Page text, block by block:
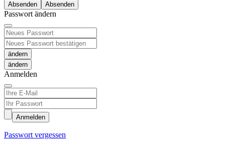
Absenden
Passwort ändern
ändern
Anmelden
Anmelden
Passwort vergessen